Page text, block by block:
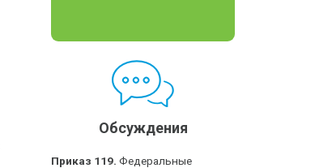
Обсуждения
Приказ 119. Федеральные